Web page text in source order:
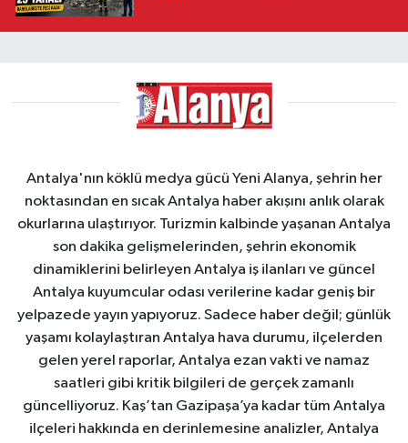
Antalya'nın köklü medya gücü Yeni Alanya, şehrin her
noktasından en sıcak Antalya haber akışını anlık olarak
okurlarına ulaştırıyor. Turizmin kalbinde yaşanan Antalya
son dakika gelişmelerinden, şehrin ekonomik
dinamiklerini belirleyen Antalya iş ilanları ve güncel
Antalya kuyumcular odası verilerine kadar geniş bir
yelpazede yayın yapıyoruz. Sadece haber değil; günlük
yaşamı kolaylaştıran Antalya hava durumu, ilçelerden
gelen yerel raporlar, Antalya ezan vakti ve namaz
saatleri gibi kritik bilgileri de gerçek zamanlı
güncelliyoruz. Kaş’tan Gazipaşa’ya kadar tüm Antalya
ilçeleri hakkında en derinlemesine analizler, Antalya